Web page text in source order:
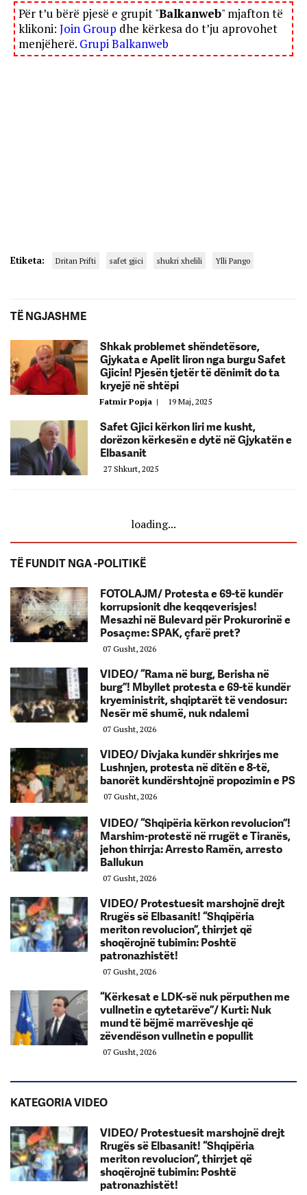
Për t’u bërë pjesë e grupit "Balkanweb" mjafton të
klikoni: Join Group dhe kërkesa do t’ju aprovohet
menjëherë. Grupi Balkanweb
Etiketa: Dritan Prifti safet gjici shukri xhelili Ylli Pango
TË NGJASHME
Shkak problemet shëndetësore,
Gjykata e Apelit liron nga burgu Safet
Gjicin! Pjesën tjetër të dënimit do ta
kryejë në shtëpi
Fatmir Popja | 19 Maj, 2025
Safet Gjici kërkon liri me kusht,
dorëzon kërkesën e dytë në Gjykatën e
Elbasanit
27 Shkurt, 2025
loading...
TË FUNDIT NGA -POLITIKË
FOTOLAJM/ Protesta e 69-të kundër
korrupsionit dhe keqqeverisjes!
Mesazhi në Bulevard për Prokurorinë e
Posaçme: SPAK, çfarë pret?
07 Gusht, 2026
VIDEO/ “Rama në burg, Berisha në
burg”! Mbyllet protesta e 69-të kundër
kryeministrit, shqiptarët të vendosur:
Nesër më shumë, nuk ndalemi
07 Gusht, 2026
VIDEO/ Divjaka kundër shkrirjes me
Lushnjen, protesta në ditën e 8-të,
banorët kundërshtojnë propozimin e PS
07 Gusht, 2026
VIDEO/ “Shqipëria kërkon revolucion”!
Marshim-protestë në rrugët e Tiranës,
jehon thirrja: Arresto Ramën, arresto
Ballukun
07 Gusht, 2026
VIDEO/ Protestuesit marshojnë drejt
Rrugës së Elbasanit! “Shqipëria
meriton revolucion”, thirrjet që
shoqërojnë tubimin: Poshtë
patronazhistët!
07 Gusht, 2026
“Kërkesat e LDK-së nuk përputhen me
vullnetin e qytetarëve”/ Kurti: Nuk
mund të bëjmë marrëveshje që
zëvendëson vullnetin e popullit
07 Gusht, 2026
KATEGORIA VIDEO
VIDEO/ Protestuesit marshojnë drejt
Rrugës së Elbasanit! “Shqipëria
meriton revolucion”, thirrjet që
shoqërojnë tubimin: Poshtë
patronazhistët!